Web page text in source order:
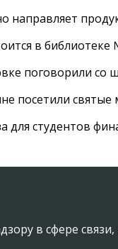
направляет
в библиотеке
поговорили со
посетили святые
студентов
в сфере